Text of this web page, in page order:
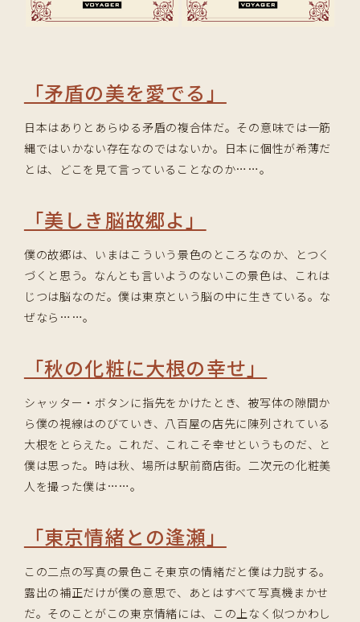
「矛盾の美を愛でる」
日本はありとあらゆる矛盾の複合体だ。その意味では一筋
縄ではいかない存在なのではないか。日本に個性が希薄だ
とは、どこを見て言っていることなのか……。
「美しき脳故郷よ」
僕の故郷は、いまはこういう景色のところなのか、とつく
づくと思う。なんとも言いようのないこの景色は、これは
じつは脳なのだ。僕は東京という脳の中に生きている。な
ぜなら……。
「秋の化粧に大根の幸せ」
シャッター・ボタンに指先をかけたとき、被写体の隙間か
ら僕の視線はのびていき、八百屋の店先に陳列されている
大根をとらえた。これだ、これこそ幸せというものだ、と
僕は思った。時は秋、場所は駅前商店街。二次元の化粧美
人を撮った僕は……。
「東京情緒との逢瀬」
この二点の写真の景色こそ東京の情緒だと僕は力説する。
露出の補正だけが僕の意思で、あとはすべて写真機まかせ
だ。そのことがこの東京情緒には、この上なく似つかわし